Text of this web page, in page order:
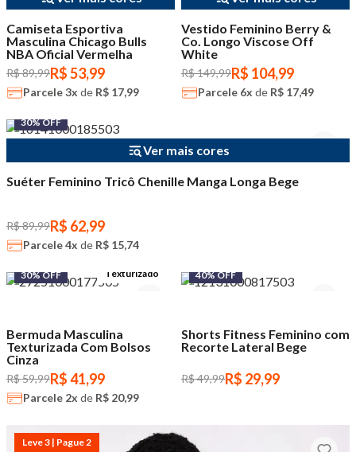
Camiseta Esportiva
Masculina Chicago Bulls
NBA Oficial Vermelha
R$ 89,99R$ 53,99
Parcele3x de R$ 17,99
Vestido Feminino Berry &
Co. Longo Viscose Off
White
R$ 149,99R$ 104,99
Parcele 6x de R$ 17,49
30% OFF
Ver mais cores
Suéter Feminino Tricô Chenille Manga Longa Bege
R$ 89,99R$ 62,99
Parcele4x de R$ 15,74
30% OFF Texturizado
Bermuda Masculina
Texturizada Com Bolsos
Cinza
R$ 59,99R$ 41,99
Parcele 2x de R$ 20,99
40% OFF
Shorts Fitness Feminino com
Recorte Lateral Bege
R$ 49,99R$ 29,99
Leve 3 | Pague 2